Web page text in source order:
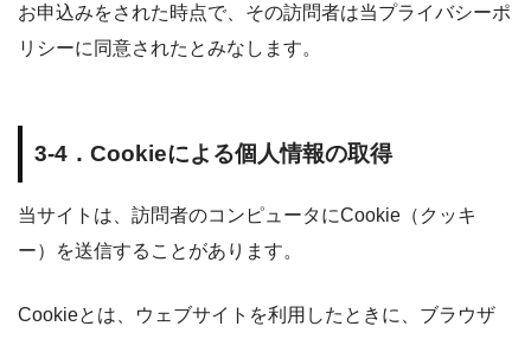
お申込みをされた時点で、その訪問者は当プライバシーポ
リシーに同意されたとみなします。
3-4．Cookieによる個人情報の取得
当サイトは、訪問者のコンピュータにCookie（クッキ
ー）を送信することがあります。
Cookieとは、ウェブサイトを利用したときに、ブラウザ